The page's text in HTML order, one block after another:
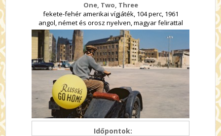
One, Two, Three
fekete-fehér amerikai vígjáték, 104 perc, 1961
angol, német és orosz nyelven, magyar felirattal
Időpontok: